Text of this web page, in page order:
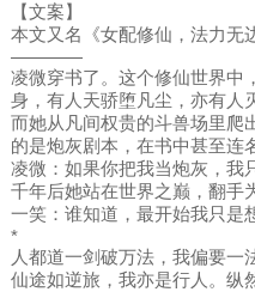
【文案】
本文又名《女配修仙，法力无
————
凌微穿书了。这个修仙世界中
身，有人天骄堕凡尘，亦有人
而她从凡间权贵的斗兽场里爬
的是炮灰剧本，在书中甚至连
凌微：如果你把我当炮灰，我
千年后她站在世界之巅，翻手
一笑：谁知道，最开始我只是
*
人都道一剑破万法，我偏要
仙途如逆旅，我亦是行人。纵